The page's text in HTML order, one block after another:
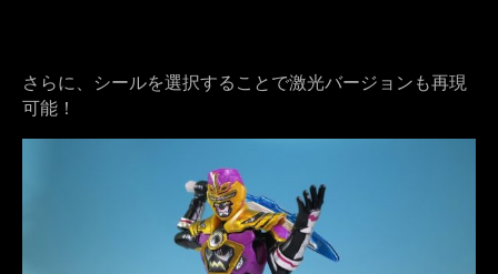
さらに、シールを選択することで激光バージョンも再現
可能！